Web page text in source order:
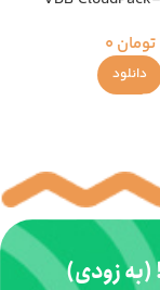
تومان
دانلود
زودی)